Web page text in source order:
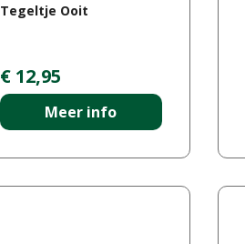
Tegeltje Ooit
€ 12,95
Meer info